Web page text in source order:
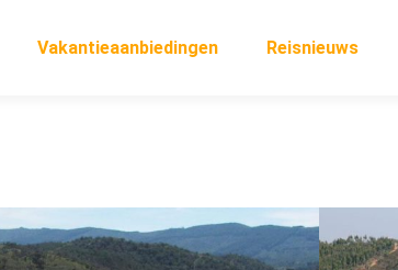
Vakantieaanbiedingen Reisnieuws